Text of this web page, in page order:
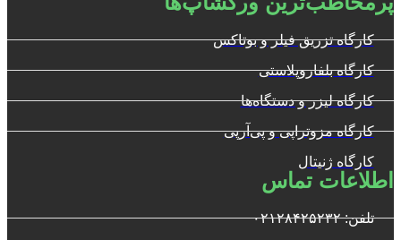
کارگاه تزریق فیلر و بوتاکس
کارگاه بلفاروپلاستی
کارگاه لیزر و دستگاه‌ها
کارگاه مزوتراپی و پی‌آرپی
کارگاه ژنیتال
اطلاعات تماس
تلفن: ۰۲۱۲۸۴۲۵۲۳۲